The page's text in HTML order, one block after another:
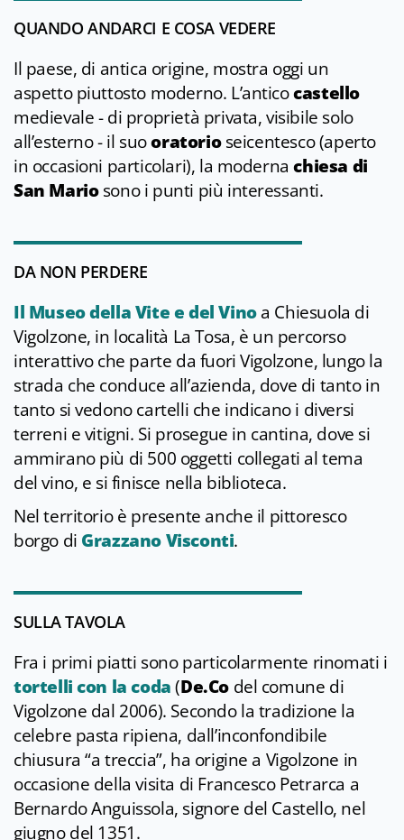
QUANDO ANDARCI E COSA VEDERE
Il paese, di antica origine, mostra oggi un
aspetto piuttosto moderno. L’anticocastello
medievale - di proprietà privata, visibile solo
all’esterno - il suooratorioseicentesco (aperto
in occasioni particolari), la modernachiesa di
San Mariosono i punti più interessanti.
DA NON PERDERE
Il Museo della Vite e del Vinoa Chiesuola di
Vigolzone, in località La Tosa, è un percorso
interattivo che parte da fuori Vigolzone, lungo la
strada che conduce all’azienda, dove di tanto in
tanto si vedono cartelli che indicano i diversi
terreni e vitigni. Si prosegue in cantina, dove si
ammirano più di 500 oggetti collegati al tema
del vino, e si finisce nella biblioteca.
Nel territorio è presente anche il pittoresco
borgo di Grazzano Visconti.
SULLA TAVOLA
Fra i primi piatti sono particolarmente rinomati i
tortelli con la coda (De.Codel comune di
Vigolzone dal 2006). Secondo la tradizione la
celebre pasta ripiena, dall’inconfondibile
chiusura “a treccia”, ha origine a Vigolzone in
occasione della visita di Francesco Petrarca a
Bernardo Anguissola, signore del Castello, nel
giugno del 1351.